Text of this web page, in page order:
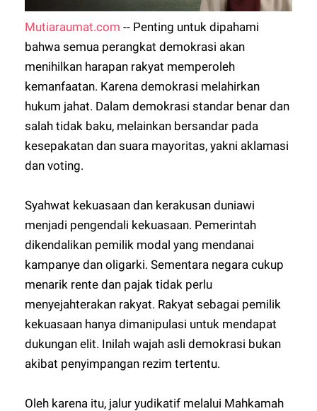
Mutiaraumat.com -- Penting untuk dipahami
bahwa semua perangkat demokrasi akan
menihilkan harapan rakyat memperoleh
kemanfaatan. Karena demokrasi melahirkan
hukum jahat. Dalam demokrasi standar benar dan
salah tidak baku, melainkan bersandar pada
kesepakatan dan suara mayoritas, yakni aklamasi
dan voting.
Syahwat kekuasaan dan kerakusan duniawi
menjadi pengendali kekuasaan. Pemerintah
dikendalikan pemilik modal yang mendanai
kampanye dan oligarki. Sementara negara cukup
menarik rente dan pajak tidak perlu
menyejahterakan rakyat. Rakyat sebagai pemilik
kekuasaan hanya dimanipulasi untuk mendapat
dukungan elit. Inilah wajah asli demokrasi bukan
akibat penyimpangan rezim tertentu.
Oleh karena itu, jalur yudikatif melalui Mahkamah